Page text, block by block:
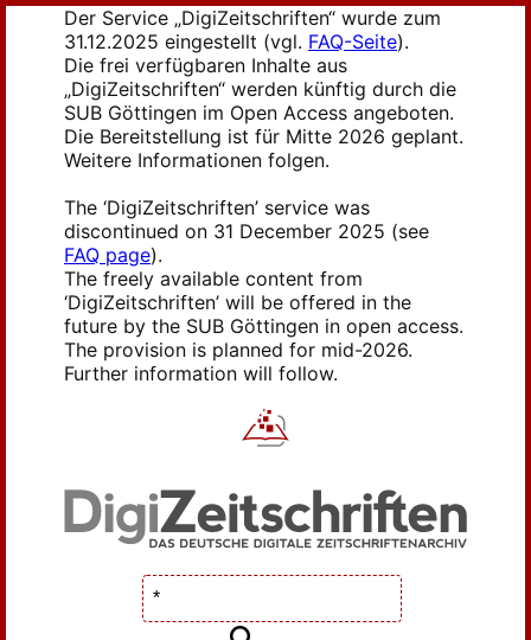
Der Service „DigiZeitschriften“ wurde zum
31.12.2025 eingestellt (vgl. FAQ-Seite).
Die frei verfügbaren Inhalte aus
„DigiZeitschriften“ werden künftig durch die
SUB Göttingen im Open Access angeboten.
Die Bereitstellung ist für Mitte 2026 geplant.
Weitere Informationen folgen.
The ‘DigiZeitschriften’ service was
discontinued on 31 December 2025 (see
FAQ page).
The freely available content from
‘DigiZeitschriften’ will be offered in the
future by the SUB Göttingen in open access.
The provision is planned for mid-2026.
Further information will follow.